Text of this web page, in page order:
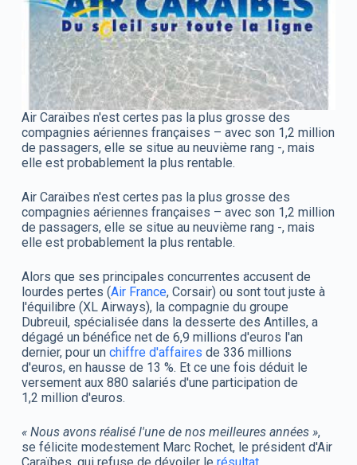
Air Caraïbes n'est certes pas la plus grosse des
compagnies aériennes françaises – avec son 1,2 million
de passagers, elle se situe au neuvième rang -, mais
elle est probablement la plus rentable.
Air Caraïbes n'est certes pas la plus grosse des
compagnies aériennes françaises – avec son 1,2 million
de passagers, elle se situe au neuvième rang -, mais
elle est probablement la plus rentable.
Alors que ses principales concurrentes accusent de
lourdes pertes (Air France, Corsair) ou sont tout juste à
l'équilibre (XL Airways), la compagnie du groupe
Dubreuil, spécialisée dans la desserte des Antilles, a
dégagé un bénéfice net de 6,9 millions d'euros l'an
dernier, pour un chiffre d'affaires de 336 millions
d'euros, en hausse de 13 %. Et ce une fois déduit le
versement aux 880 salariés d'une participation de
1,2 million d'euros.
« Nous avons réalisé l'une de nos meilleures années »,
se félicite modestement Marc Rochet, le président d'Air